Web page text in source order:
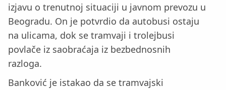
izjavu o trenutnoj situaciji u javnom prevozu u
Beogradu. On je potvrdio da autobusi ostaju
na ulicama, dok se tramvaji i trolejbusi
povlače iz saobraćaja iz bezbednosnih
razloga.
Banković je istakao da se tramvajski